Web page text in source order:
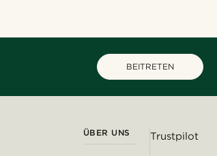
BEITRETEN
ÜBER UNS Trustpilot